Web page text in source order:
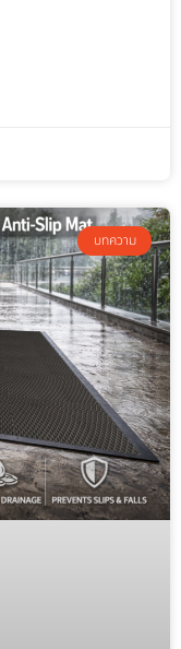
บทความ